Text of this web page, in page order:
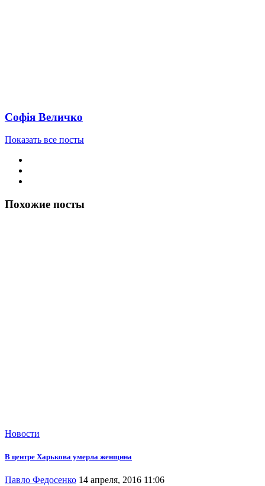
Софія Величко
Показать все посты
Похожие посты
Новости
В центре Харькова умерла женщина
Павло Федосенко 14 апреля, 2016 11:06